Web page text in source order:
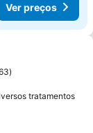
Ver preços
tratamentos